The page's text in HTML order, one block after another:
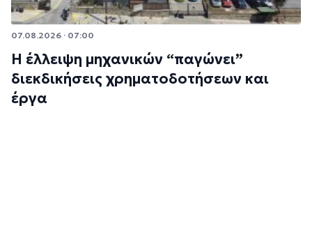
07.08.2026 · 07:00
Η έλλειψη μηχανικών “παγώνει”
διεκδικήσεις χρηματοδοτήσεων και
έργα